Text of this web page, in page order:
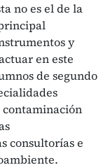
no es el de la
y
en este
de segundo
contaminación
consultorías e